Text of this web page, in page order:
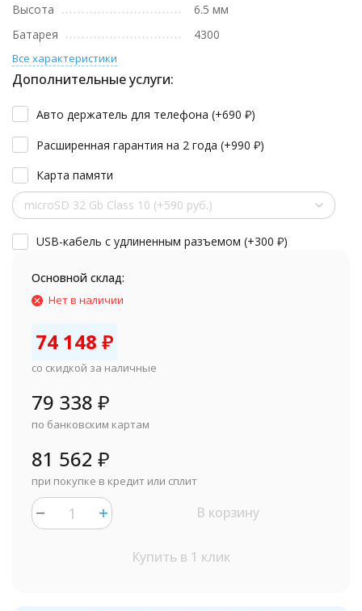
Высота
6.5 мм
Батарея
4300
Все характеристики
Дополнительные услуги:
Авто держатель для телефона (+690 ₽)
Расширенная гарантия на 2 года (+990 ₽)
Карта памяти
microSD 32 Gb Class 10 (+590 руб.)
USB-кабель с удлиненным разъемом (+300 ₽)
Основной склад:
Нет в наличии
74 148 ₽
со скидкой за наличные
79 338 ₽
по банковским картам
81 562 ₽
при покупке в кредит или сплит
В корзину
Купить в 1 клик